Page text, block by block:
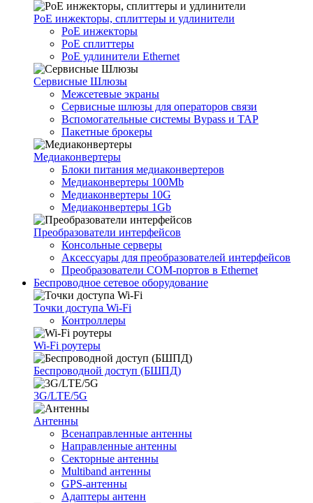
PoE инжекторы, сплиттеры и удлинители
PoE инжекторы
PoE сплиттеры
PoE удлинители Ethernet
Сервисные Шлюзы
Межсетевые экраны
Сервисные шлюзы для операторов связи
Вспомогательные системы Bypass и TAP
Пакетные брокеры
Медиаконвертеры
Блоки питания медиаконвертеров
Медиаконвертеры 100Mb
Медиаконвертеры 10G
Медиаконвертеры 1Gb
Преобразователи интерфейсов
Консольные серверы
Аксессуары для преобразователей интерфейсов
Преобразователи COM-портов в Ethernet
Беспроводное сетевое оборудование
Точки доступа Wi-Fi
Контроллеры
Wi-Fi роутеры
Беспроводной доступ (БШПД)
3G/LTE/5G
Антенны
Всенаправленные антенны
Направленные антенны
Секторные антенны
Multiband антенны
GPS-антенны
Адаптеры антенн